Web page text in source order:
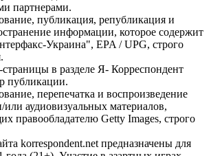
партнерами.
публикация, републикация и
информации, которое содержит
Украина", EPA / UPG, строго
в разделе Я- Корреспондент
публикации.
перепечатка и воспроизведение
аудиовизуальных материалов,
правообладателю Getty Images, строго
korrespondent.net предназначены для